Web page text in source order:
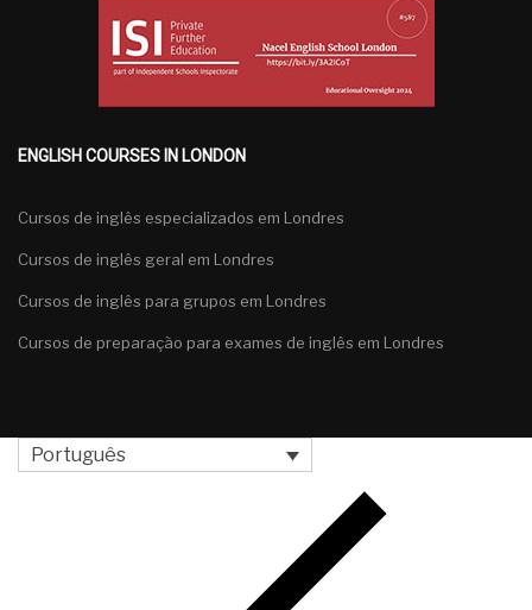
ENGLISH COURSES IN LONDON
Cursos de inglês especializados em Londres
Cursos de inglês geral em Londres
Cursos de inglês para grupos em Londres
Cursos de preparação para exames de inglês em Londres
Português